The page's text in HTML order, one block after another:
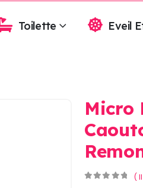
Toilette Eveil
Micro
(